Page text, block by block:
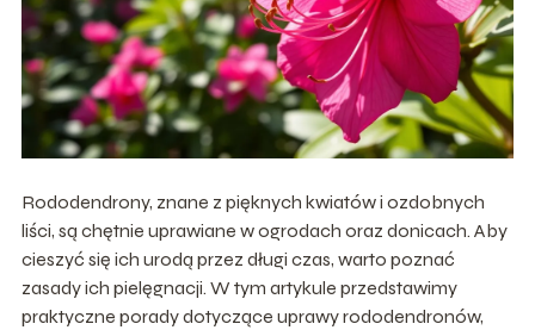
Rododendrony, znane z pięknych kwiatów i ozdobnych
liści, są chętnie uprawiane w ogrodach oraz donicach. Aby
cieszyć się ich urodą przez długi czas, warto poznać
zasady ich pielęgnacji. W tym artykule przedstawimy
praktyczne porady dotyczące uprawy rododendronów,